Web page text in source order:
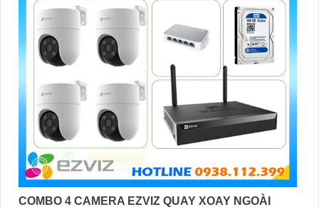
COMBO 4 CAMERA EZVIZ QUAY XOAY NGOÀI